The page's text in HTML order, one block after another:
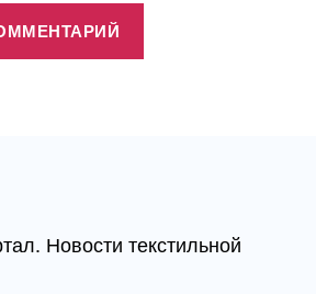
Новости текстильной